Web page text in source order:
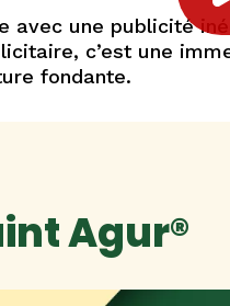
avec une publicité
c’est une
fondante.
Agur®